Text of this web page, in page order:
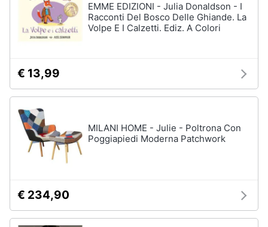
Arredo
Brico
Giardinaggio
Salute
e
igiene
Beauty
Giocattoli
Prima
Ray
Musica
Classica
Walt
disney
film
DVD
EMME EDIZIONI - Julia Donaldson - I
Racconti Del Bosco Delle Ghiande. La
Volpe E I Calzetti. Ediz. A Colori
€ 13,99
MILANI HOME - Julie - Poltrona Con
Poggiapiedi Moderna Patchwork
€ 234,90